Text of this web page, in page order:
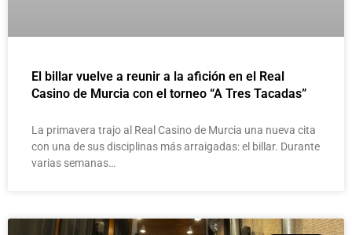
El billar vuelve a reunir a la afición en el Real
Casino de Murcia con el torneo “A Tres Tacadas”
La primavera trajo al Real Casino de Murcia una nueva cita
con una de sus disciplinas más arraigadas: el billar. Durante
varias semanas…